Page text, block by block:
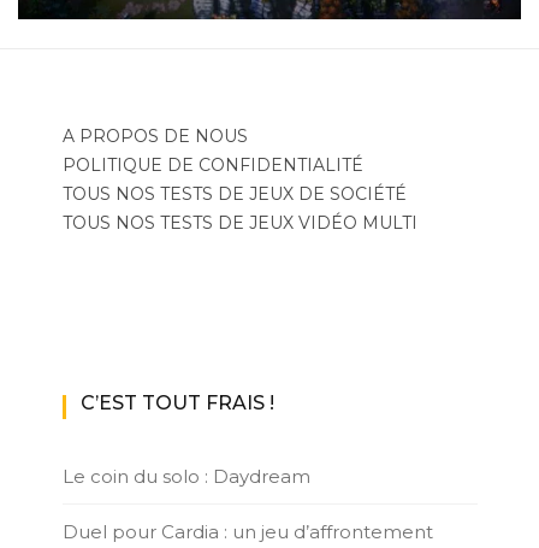
A PROPOS DE NOUS
POLITIQUE DE CONFIDENTIALITÉ
TOUS NOS TESTS DE JEUX DE SOCIÉTÉ
TOUS NOS TESTS DE JEUX VIDÉO MULTI
C’EST TOUT FRAIS !
Le coin du solo : Daydream
Duel pour Cardia : un jeu d’affrontement